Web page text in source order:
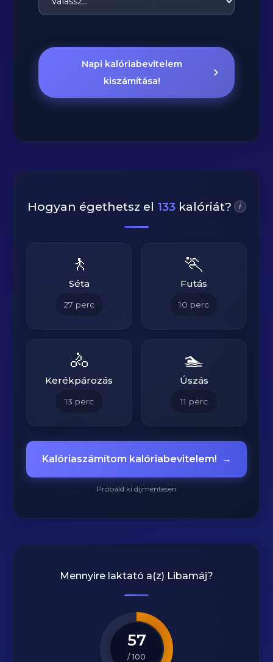
Napi kalóriabevitelem
kiszámítása!
Hogyan égethetsz el 133 kalóriát? i
🚶
Séta
27 perc
🏃
Futás
10 perc
🚴
Kerékpározás
13 perc
🏊
Úszás
11 perc
Kalóriaszámítom kalóriabevitelem! →
Próbáld ki díjmentesen
Mennyire laktató a(z) Libamáj?
57
/ 100